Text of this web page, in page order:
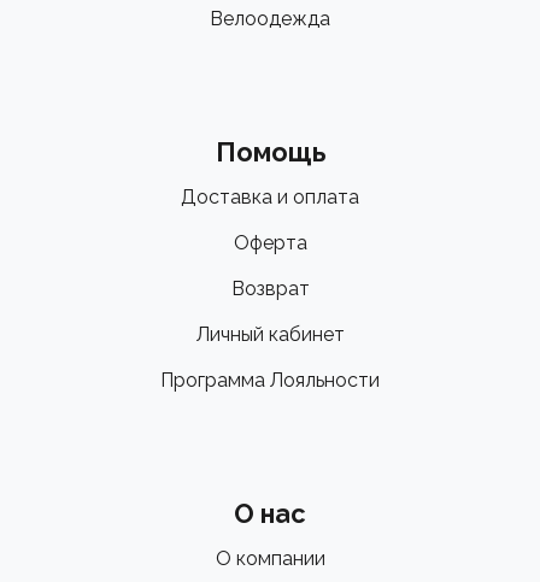
Велоодежда
Помощь
Доставка и оплата
Оферта
Возврат
Личный кабинет
Программа Лояльности
О нас
О компании